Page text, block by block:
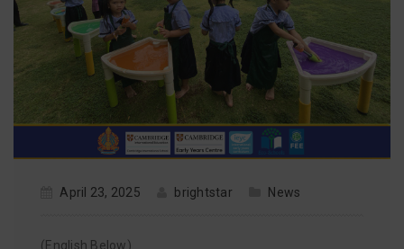
April 23, 2025 brightstar News
(English Below)